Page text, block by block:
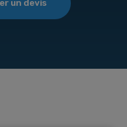
un devis